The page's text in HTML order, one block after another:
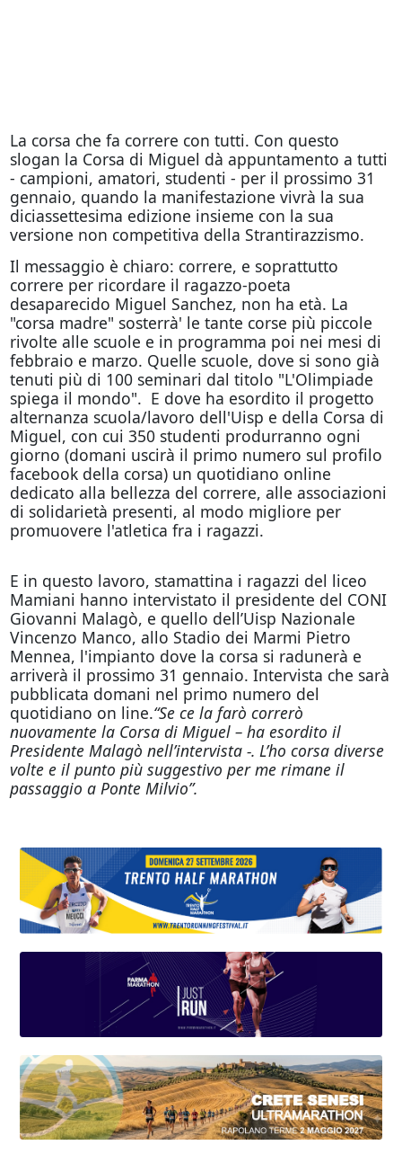
La corsa che fa correre con tutti. Con questo
slogan la Corsa di Miguel dà appuntamento a tutti
- campioni, amatori, studenti - per il prossimo 31
gennaio, quando la manifestazione vivrà la sua
diciassettesima edizione insieme con la sua
versione non competitiva della Strantirazzismo.
Il messaggio è chiaro: correre, e soprattutto
correre per ricordare il ragazzo-poeta
desaparecido Miguel Sanchez, non ha età. La
"corsa madre" sosterrà' le tante corse più piccole
rivolte alle scuole e in programma poi nei mesi di
febbraio e marzo. Quelle scuole, dove si sono già
tenuti più di 100 seminari dal titolo "L'Olimpiade
spiega il mondo". E dove ha esordito il progetto
alternanza scuola/lavoro dell'Uisp e della Corsa di
Miguel, con cui 350 studenti produrranno ogni
giorno (domani uscirà il primo numero sul profilo
facebook della corsa) un quotidiano online
dedicato alla bellezza del correre, alle associazioni
di solidarietà presenti, al modo migliore per
promuovere l'atletica fra i ragazzi.
E in questo lavoro, stamattina i ragazzi del liceo
Mamiani hanno intervistato il presidente del CONI
Giovanni Malagò, e quello dell’Uisp Nazionale
Vincenzo Manco, allo Stadio dei Marmi Pietro
Mennea, l'impianto dove la corsa si radunerà e
arriverà il prossimo 31 gennaio. Intervista che sarà
pubblicata domani nel primo numero del
quotidiano on line.“Se ce la farò correrò
nuovamente la Corsa di Miguel – ha esordito il
Presidente Malagò nell’intervista -. L’ho corsa diverse
volte e il punto più suggestivo per me rimane il
passaggio a Ponte Milvio”.